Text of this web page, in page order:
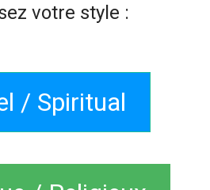
votre style :
/ Spiritual